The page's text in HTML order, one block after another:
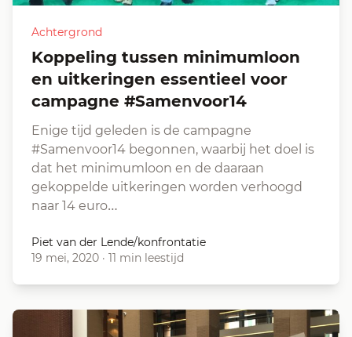
Achtergrond
Koppeling tussen minimumloon
en uitkeringen essentieel voor
campagne #Samenvoor14
Enige tijd geleden is de campagne
#Samenvoor14 begonnen, waarbij het doel is
dat het minimumloon en de daaraan
gekoppelde uitkeringen worden verhoogd
naar 14 euro…
Piet van der Lende/konfrontatie
19 mei, 2020 · 11 min leestijd